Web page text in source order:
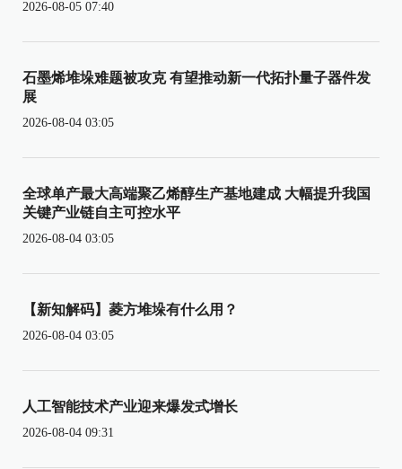
2026-08-05 07:40
石墨烯堆垛难题被攻克 有望推动新一代拓扑量子器件发
展
2026-08-04 03:05
全球单产最大高端聚乙烯醇生产基地建成 大幅提升我国
关键产业链自主可控水平
2026-08-04 03:05
【新知解码】菱方堆垛有什么用？
2026-08-04 03:05
人工智能技术产业迎来爆发式增长
2026-08-04 09:31